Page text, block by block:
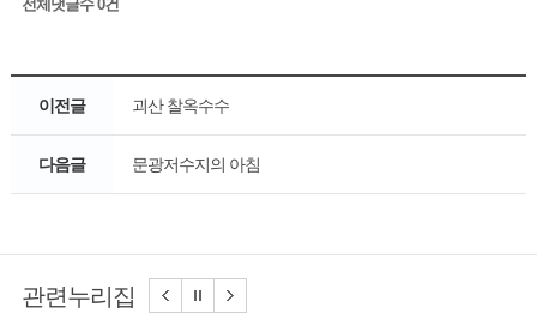
전체댓글수0건
이전글 괴산 찰옥수수
다음글 문광저수지의 아침
관련누리집